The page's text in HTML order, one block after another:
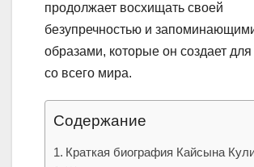
продолжает восхищать своей
безупречностью и
образами, которые он создает для
со всего мира.
Содержание
Краткая биография Кайсына